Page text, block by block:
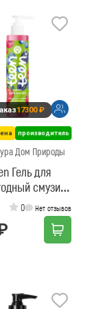
17300 ₽
производитель
Дом Природы
Гель для
смузи и
0 Нет отзывов